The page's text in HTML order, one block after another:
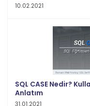
10.02.2021
SQL CASE Nedir?
Anlatım
31.01.2021